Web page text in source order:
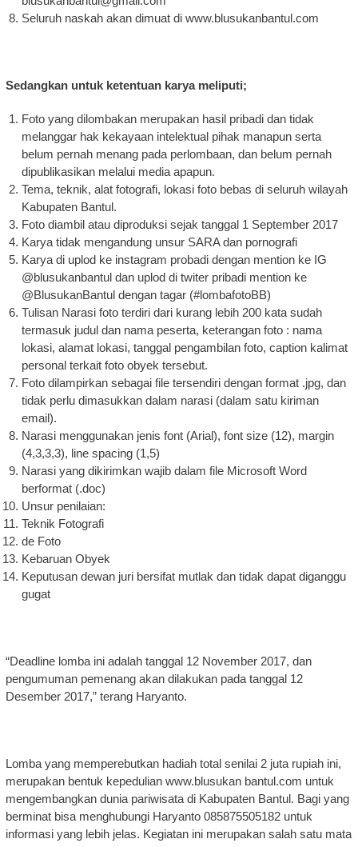
Seluruh naskah akan dimuat di www.blusukanbantul.com
Sedangkan untuk ketentuan karya meliputi;
Foto yang dilombakan merupakan hasil pribadi dan tidak
melanggar hak kekayaan intelektual pihak manapun serta
belum pernah menang pada perlombaan, dan belum pernah
dipublikasikan melalui media apapun.
Tema, teknik, alat fotografi, lokasi foto bebas di seluruh wilayah
Kabupaten Bantul.
Foto diambil atau diproduksi sejak tanggal 1 September 2017
Karya tidak mengandung unsur SARA dan pornografi
Karya di uplod ke instagram probadi dengan mention ke IG
@blusukanbantul dan uplod di twiter pribadi mention ke
@BlusukanBantul dengan tagar (#lombafotoBB)
Tulisan Narasi foto terdiri dari kurang lebih 200 kata sudah
termasuk judul dan nama peserta, keterangan foto : nama
lokasi, alamat lokasi, tanggal pengambilan foto, caption kalimat
personal terkait foto obyek tersebut.
Foto dilampirkan sebagai file tersendiri dengan format .jpg, dan
tidak perlu dimasukkan dalam narasi (dalam satu kiriman
email).
Narasi menggunakan jenis font (Arial), font size (12), margin
(4,3,3,3), line spacing (1,5)
Narasi yang dikirimkan wajib dalam file Microsoft Word
berformat (.doc)
Unsur penilaian:
Teknik Fotografi
de Foto
Kebaruan Obyek
Keputusan dewan juri bersifat mutlak dan tidak dapat diganggu
gugat
“Deadline lomba ini adalah tanggal 12 November 2017, dan
pengumuman pemenang akan dilakukan pada tanggal 12
Desember 2017,” terang Haryanto.
Lomba yang memperebutkan hadiah total senilai 2 juta rupiah ini,
merupakan bentuk kepedulian www.blusukan bantul.com untuk
mengembangkan dunia pariwisata di Kabupaten Bantul. Bagi yang
berminat bisa menghubungi Haryanto 085875505182 untuk
informasi yang lebih jelas. Kegiatan ini merupakan salah satu mata